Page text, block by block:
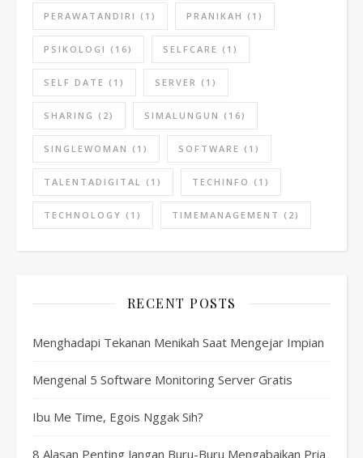
PERAWATANDIRI (1) PRANIKAH (1)
PSIKOLOGI (16) SELFCARE (1)
SELF DATE (1) SERVER (1)
SHARING (2) SIMALUNGUN (16)
SINGLEWOMAN (1) SOFTWARE (1)
TALENTADIGITAL (1) TECHINFO (1)
TECHNOLOGY (1) TIMEMANAGEMENT (2)
RECENT POSTS
Menghadapi Tekanan Menikah Saat Mengejar Impian
Mengenal 5 Software Monitoring Server Gratis
Ibu Me Time, Egois Nggak Sih?
8 Alasan Penting Jangan Buru-Buru Mengabaikan Pria